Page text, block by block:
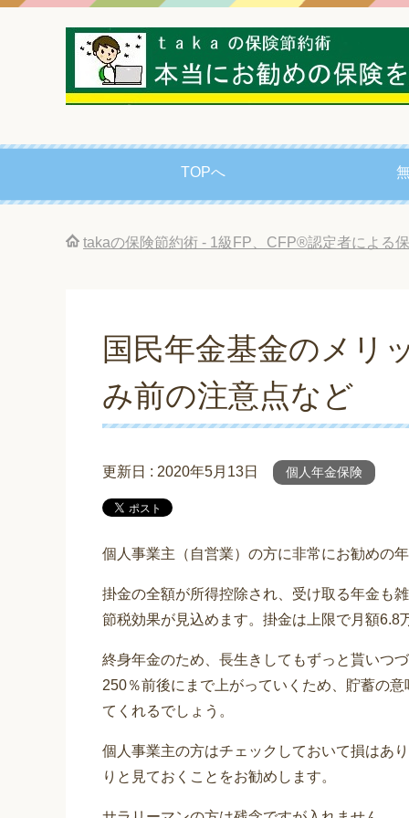
TOPへ
takaの保険節約術 - 1級FP、CFP®認定者による
国民年金基金のメリ
み前の注意点など
更新日 : 2020年5月13日 個人年金保険
個人事業主（自営業）の方に非常にお勧めの
掛金の全額が所得控除され、受け取る年金も
節税効果が見込めます。掛金は上限で月額6.8
終身年金のため、長生きしてもずっと貰いつ
250％前後にまで上がっていくため、貯蓄の
てくれるでしょう。
個人事業主の方はチェックしておいて損はあ
りと見ておくことをお勧めします。